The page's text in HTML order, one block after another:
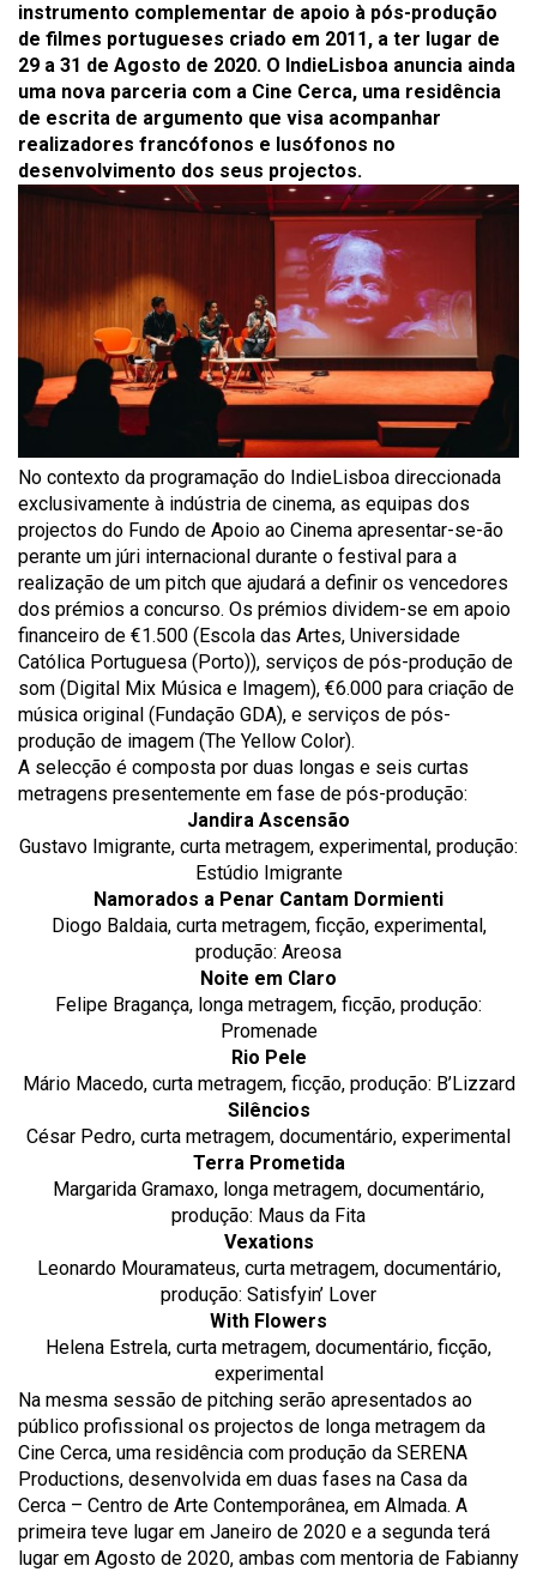
instrumento complementar de apoio à pós-produção
de filmes portugueses criado em 2011, a ter lugar de
29 a 31 de Agosto de 2020. O IndieLisboa anuncia ainda
uma nova parceria com a Cine Cerca, uma residência
de escrita de argumento que visa acompanhar
realizadores francófonos e lusófonos no
desenvolvimento dos seus projectos.
No contexto da programação do IndieLisboa direccionada
exclusivamente à indústria de cinema, as equipas dos
projectos do Fundo de Apoio ao Cinema apresentar-se-ão
perante um júri internacional durante o festival para a
realização de um pitch que ajudará a definir os vencedores
dos prémios a concurso. Os prémios dividem-se em apoio
financeiro de €1.500 (Escola das Artes, Universidade
Católica Portuguesa (Porto)), serviços de pós-produção de
som (Digital Mix Música e Imagem), €6.000 para criação de
música original (Fundação GDA), e serviços de pós-
produção de imagem (The Yellow Color).
A selecção é composta por duas longas e seis curtas
metragens presentemente em fase de pós-produção:
Jandira Ascensão
Gustavo Imigrante, curta metragem, experimental, produção:
Estúdio Imigrante
Namorados a Penar Cantam Dormienti
Diogo Baldaia, curta metragem, ficção, experimental,
produção: Areosa
Noite em Claro
Felipe Bragança, longa metragem, ficção, produção:
Promenade
Rio Pele
Mário Macedo, curta metragem, ficção, produção: B’Lizzard
Silêncios
César Pedro, curta metragem, documentário, experimental
Terra Prometida
Margarida Gramaxo, longa metragem, documentário,
produção: Maus da Fita
Vexations
Leonardo Mouramateus, curta metragem, documentário,
produção: Satisfyin’ Lover
With Flowers
Helena Estrela, curta metragem, documentário, ficção,
experimental
Na mesma sessão de pitching serão apresentados ao
público profissional os projectos de longa metragem da
Cine Cerca, uma residência com produção da SERENA
Productions, desenvolvida em duas fases na Casa da
Cerca – Centro de Arte Contemporânea, em Almada. A
primeira teve lugar em Janeiro de 2020 e a segunda terá
lugar em Agosto de 2020, ambas com mentoria de Fabianny